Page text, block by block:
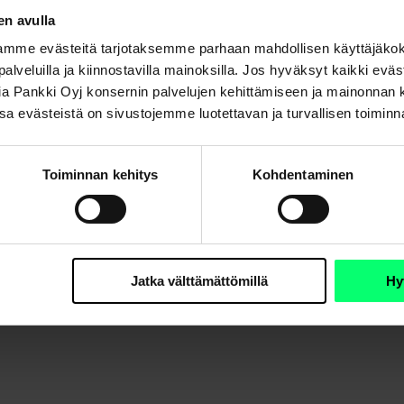
avulla
evästeitä tarjotaksemme parhaan mahdollisen
ja kiinnostavilla mainoksilla. Jos hyväksyt kaikki
Pankki Oyj konsernin palvelujen kehittämiseen ja mainonnan
evästeistä on sivustojemme luotettavan ja turvallisen
Toiminnan kehitys Kohdentaminen
Jatka välttämättömillä
taustalla ovatmaakohtaiset riskit, jotka liittyvät
maan pääomavirrat herkistyvät globaaleille
tai erilaiset yhteiskuntavakautta mittaavat
tekijät vaikuttavat merkittävästi siihen, kuinka
on vaikea paeta kehittyvien maiden valuutoille yhteisiä
ja tuottotekijöitä. Koska valuuttoja liikuttavat usein
on mahdollista vaikuttaa salkun valuutta-altistumiin
, joka teki
-tiimille.